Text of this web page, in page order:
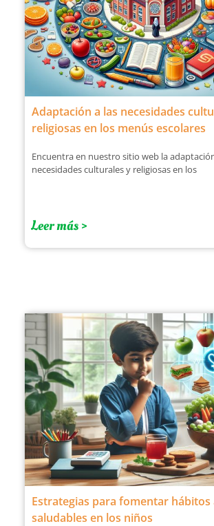
Adaptación a las necesidades
religiosas en los menús escolares
Encuentra en nuestro sitio web la
necesidades culturales y religiosas en los
Leer más >
Estrategias para fomentar
saludables en los niños